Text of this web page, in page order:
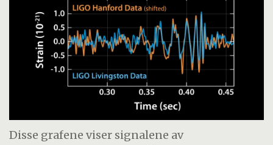
Disse grafene viser signalene av